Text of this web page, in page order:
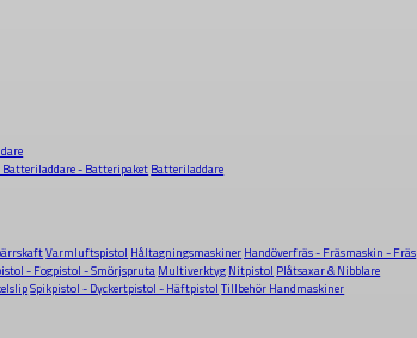
Batteriladdare - Batteripaket Batteriladdare
Varmluftspistol Håltagningsmaskiner Handöverfräs - Fräsmaskin - Fräs
- Fogpistol - SmörjsprutaMultiverktyg Nitpistol Plåtsaxar & Nibblare
Spikpistol - Dyckertpistol - Häftpistol Tillbehör Handmaskiner